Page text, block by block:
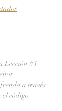
Lección #1
a través
el código